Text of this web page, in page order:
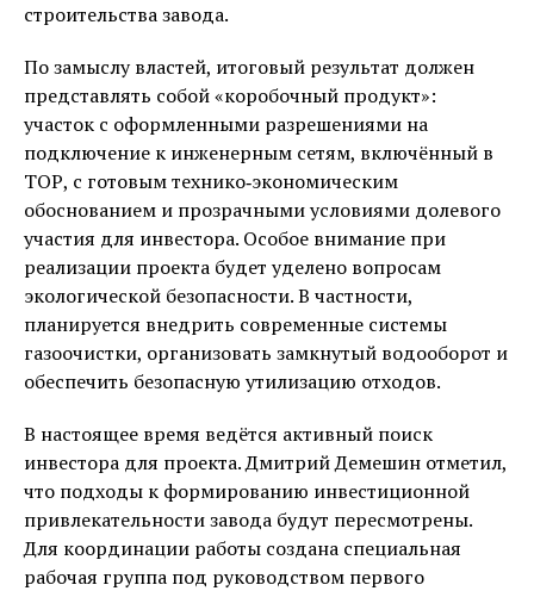
строительства завода.
По замыслу властей, итоговый результат должен
представлять собой «коробочный продукт»:
участок с оформленными разрешениями на
подключение к инженерным сетям, включённый в
ТОР, с готовым технико‑экономическим
обоснованием и прозрачными условиями долевого
участия для инвестора. Особое внимание при
реализации проекта будет уделено вопросам
экологической безопасности. В частности,
планируется внедрить современные системы
газоочистки, организовать замкнутый водооборот и
обеспечить безопасную утилизацию отходов.
В настоящее время ведётся активный поиск
инвестора для проекта. Дмитрий Демешин отметил,
что подходы к формированию инвестиционной
привлекательности завода будут пересмотрены.
Для координации работы создана специальная
рабочая группа под руководством первого